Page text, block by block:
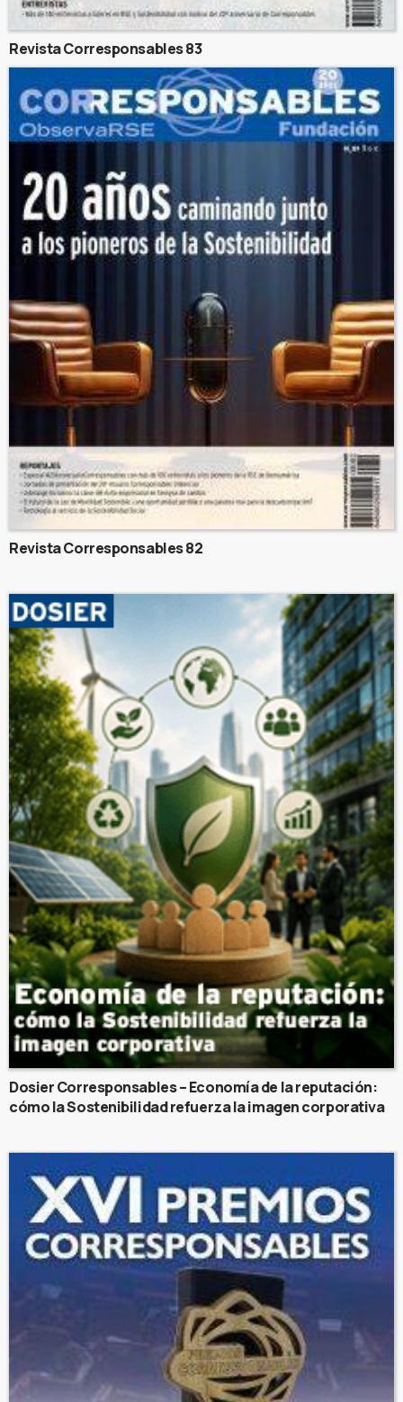
Revista Corresponsables 83
Revista Corresponsables 82
Dosier Corresponsables – Economía de la reputación:
cómo la Sostenibilidad refuerza la imagen corporativa